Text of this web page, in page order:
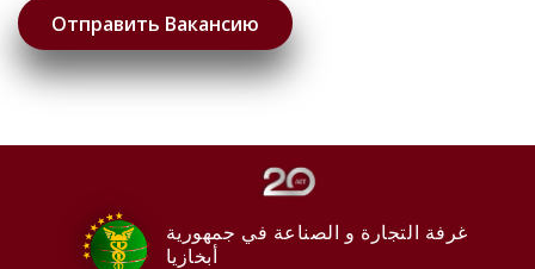
غرفة التجارة و الصناعة في جمهورية
أبخازيا